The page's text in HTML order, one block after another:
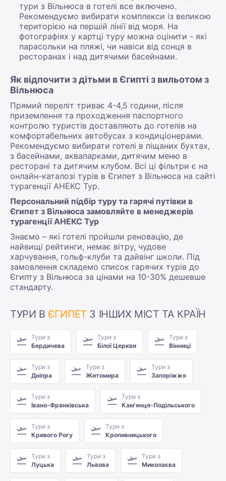
тури з Вільнюса в готелі все включено.
Рекомендуємо вибирати комплекси із великою
територією на першій лінії від моря. На
фотографіях у картці туру можна оцінити - які
парасольки на пляжі, чи навіси від сонця в
ресторанах і над дитячими басейнами.
Як відпочити з дітьми в Єгипті з вильотом з
Вільнюса
Прямий переліт триває 4-4,5 години, після
приземлення та проходження паспортного
контролю туристів доставляють до готелів на
комфортабельних автобусах з кондиціонерами.
Рекомендуємо вибирати готелі в піщаних бухтах,
з басейнами, аквапарками, дитячим меню в
ресторані та дитячим клубом. Всі ці фільтри є на
онлайн-каталозі турів в Єгипет з Вільнюса на сайті
турагенції АНЕКС Тур.
Персональний підбір туру та гарячі путівки в
Єгипет з Вільнюса замовляйте в менеджерів
турагенції АНЕКС Тур
Знаємо – які готелі пройшли реновацію, де
найвищі рейтинги, немає вітру, чудове
харчування, гольф-клуби та дайвінг школи. Під
замовлення складемо список гарячих турів до
Єгипту з Вільнюса за цінами на 10-30% дешевше
стандарту.
ТУРИ В ЄГИПЕТ З ІНШИХ МІСТ ТА КРАЇН
Тури з
Бердичева
Тури з
Білої Церкви
Тури з
Вінниці
Тури з
Дніпра
Тури з
Житомира
Тури з
Запоріжжя
Тури з
Івано-Франківська
Тури з
Кам'янця-Подільського
Тури з
Кривого Рогу
Тури з
Кропивницького
Тури з
Луцька
Тури з
Львова
Тури з
Миколаєва